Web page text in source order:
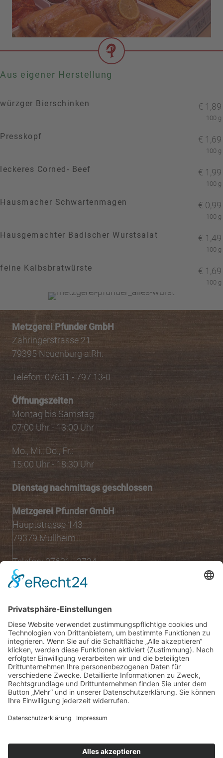
Aus eigener Herstellung
würzger Bierschinken € 1,89
100 g
Presskopf € 1,69
100 g
leckeres Corned- Beef € 1,99
100 g
Hausmacher Schwartenmagen € 0,99
100 g
Hausgemachter Badischer Wurstsalat € 1,49
100 g
feine Kalbsbratwürste € 1,69
100 g
Metzgerei Pfunder GmbH
Zähringerstrasse 21
79395 Neuenburg a.Rh.
Telefon: 07631 - 797 13-0
Öffnungszeiten
Montag bis Samstag:
07:00 Uhr - 13:00 Uhr
Mo., Mi., Do., Fr.:
15:00 Uhr - 18:30 Uhr
Dienstag nachmittags geschlossen
Metzgerei Pfunder GmbH
Hauptstrasse 143
79379 Müllheim
Telefon: 07631 - 2724
Öffnungszeiten
08:00 Uhr - 13:00 Uhr
Mo.,Di., Do., Fr.:
15:00 Uhr - 18:30 Uhr
Mittwoch nachmittags geschlossen
Folgen Sie uns auf:
INSTAGRAM
FACEBOOK